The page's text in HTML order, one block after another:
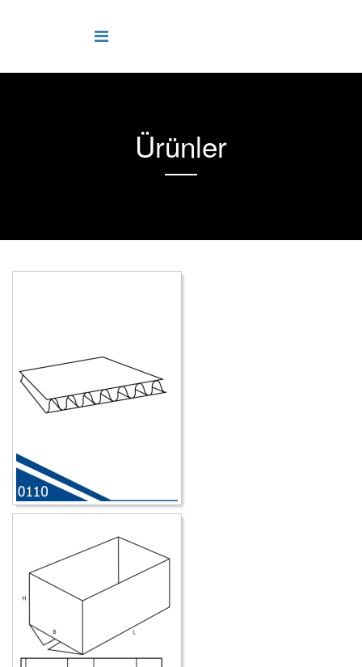
Ürünler